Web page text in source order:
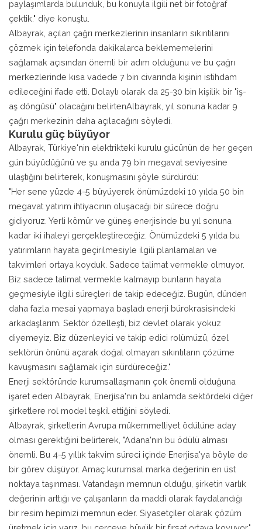
paylaşımlarda bulunduk, bu konuyla ilgili net bir fotoğraf
çektik." diye konuştu.
Albayrak, açılan çağrı merkezlerinin insanların sıkıntılarını
çözmek için telefonda dakikalarca beklememelerini
sağlamak açısından önemli bir adım olduğunu ve bu çağrı
merkezlerinde kısa vadede 7 bin civarında kişinin istihdam
edileceğini ifade etti. Dolaylı olarak da 25-30 bin kişilik bir "iş-
aş döngüsü" olacağını belirtenAlbayrak, yıl sonuna kadar 9
çağrı merkezinin daha açılacağını söyledi.
Kurulu güç büyüyor
Albayrak, Türkiye'nin elektrikteki kurulu gücünün de her geçen
gün büyüdüğünü ve şu anda 79 bin megavat seviyesine
ulaştığını belirterek, konuşmasını şöyle sürdürdü:
"Her sene yüzde 4-5 büyüyerek önümüzdeki 10 yılda 50 bin
megavat yatırım ihtiyacının oluşacağı bir sürece doğru
gidiyoruz. Yerli kömür ve güneş enerjisinde bu yıl sonuna
kadar iki ihaleyi gerçekleştireceğiz. Önümüzdeki 5 yılda bu
yatırımların hayata geçirilmesiyle ilgili planlamaları ve
takvimleri ortaya koyduk. Sadece talimat vermekle olmuyor.
Biz sadece talimat vermekle kalmayıp bunların hayata
geçmesiyle ilgili süreçleri de takip edeceğiz. Bugün, dünden
daha fazla mesai yapmaya başladı enerji bürokrasisindeki
arkadaşlarım. Sektör özelleşti, biz devlet olarak yokuz
diyemeyiz. Biz düzenleyici ve takip edici rolümüzü, özel
sektörün önünü açarak doğal olmayan sıkıntıların çözüme
kavuşmasını sağlamak için sürdüreceğiz."
Enerji sektöründe kurumsallaşmanın çok önemli olduğuna
işaret eden Albayrak, Enerjisa'nın bu anlamda sektördeki diğer
şirketlere rol model teşkil ettiğini söyledi.
Albayrak, şirketlerin Avrupa mükemmelliyet ödülüne aday
olması gerektiğini belirterek, "Adana'nın bu ödülü alması
önemli. Bu 4-5 yıllık takvim süreci içinde Enerjisa'ya böyle de
bir görev düşüyor. Amaç kurumsal marka değerinin en üst
noktaya taşınması. Vatandaşın memnun olduğu, şirketin varlık
değerinin arttığı ve çalışanların da maddi olarak faydalandığı
bir resim hepimizi memnun eder. Siyasetçiler olarak çözüm